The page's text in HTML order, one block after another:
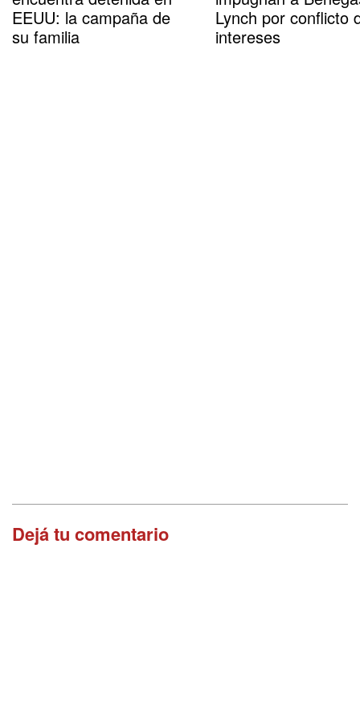
EEUU: la campaña de
su familia
Lynch por conflicto
intereses
Dejá tu comentario